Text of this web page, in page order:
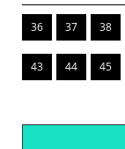
36 37 38
43 44 45